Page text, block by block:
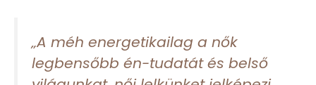
„A méh energetikailag a nők
legbensőbb én-tudatát és belső